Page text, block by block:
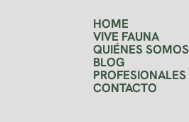
HOME
VIVE FAUNA
QUIÉNES SOMOS
BLOG
PROFESIONALES
CONTACTO